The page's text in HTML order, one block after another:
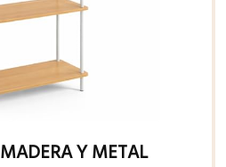
Y METAL